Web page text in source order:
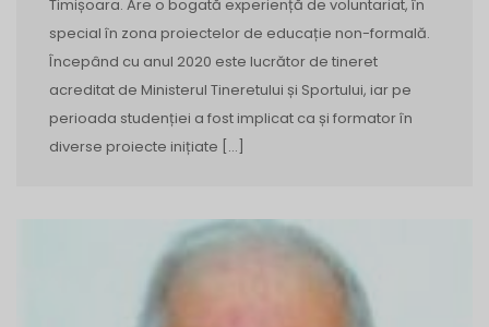
Timișoara. Are o bogată experiență de voluntariat, în
special în zona proiectelor de educație non-formală.
Începând cu anul 2020 este lucrător de tineret
acreditat de Ministerul Tineretului și Sportului, iar pe
perioada studenției a fost implicat ca și formator în
diverse proiecte inițiate […]